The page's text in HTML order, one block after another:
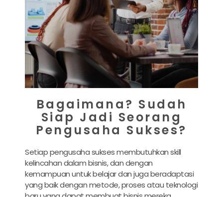
Bagaimana? Sudah
Siap Jadi Seorang
Pengusaha Sukses?
Setiap pengusaha sukses membutuhkan skill
kelincahan dalam bisnis, dan dengan
kemampuan untuk belajar dan juga beradaptasi
yang baik dengan metode, proses atau teknologi